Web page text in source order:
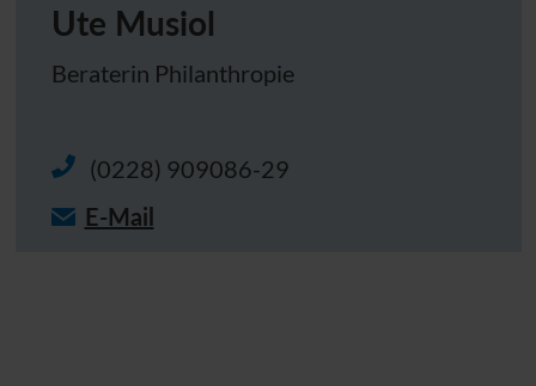
Ute Musiol
Beraterin Philanthropie
(0228) 909086-29
E-Mail